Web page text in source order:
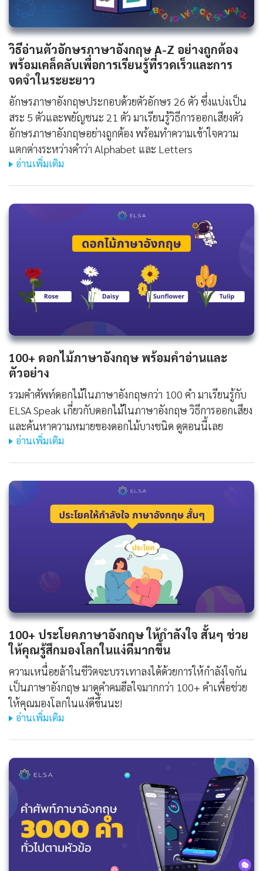
วิธีอ่านตัวอักษรภาษาอังกฤษ A-Z อย่างถูกต้อง
พร้อมเคล็ดลับเพื่อการเรียนรู้ที่รวดเร็วและการ
จดจำในระยะยาว
อักษรภาษาอังกฤษประกอบด้วยตัวอักษร 26 ตัว ซึ่งแบ่งเป็น
สระ 5 ตัวและพยัญชนะ 21 ตัว มาเรียนรู้วิธีการออกเสียงตัว
อักษรภาษาอังกฤษอย่างถูกต้อง พร้อมทำความเข้าใจความ
แตกต่างระหว่างคำว่า Alphabet และ Letters
อ่านเพิ่มเติม
100+ ดอกไม้ภาษาอังกฤษ พร้อมคำอ่านและ
ตัวอย่าง
รวมคำศัพท์ดอกไม้ในภาษาอังกฤษกว่า 100 คำ มาเรียนรู้กับ
ELSA Speak เกี่ยวกับดอกไม้ในภาษาอังกฤษ วิธีการออกเสียง
และค้นหาความหมายของดอกไม้บางชนิด ดูตอนนี้เลย
อ่านเพิ่มเติม
100+ ประโยคภาษาอังกฤษ ให้กําลังใจ สั้นๆ ช่วย
ให้คุณรู้สึกมองโลกในแง่ดีมากขึ้น
ความเหนื่อยล้าในชีวิตจะบรรเทาลงได้ด้วยการให้กำลังใจกัน
เป็นภาษาอังกฤษ มาดูคำคมฮีลใจมากกว่า 100+ คำเพื่อช่วย
ให้คุณมองโลกในแง่ดีขึ้นนะ!
อ่านเพิ่มเติม